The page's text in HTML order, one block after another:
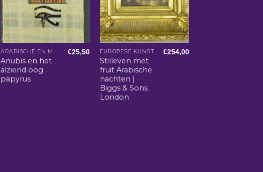
ARABISCHE EN MAROKKAANSE WOONACCESSOIRES
Anubis en het
alziend oog
papyrus
€25,50 EUROPESE KUNST
Stilleven met
fruit Arabische
nachten |
Biggs & Sons
London
€254,00